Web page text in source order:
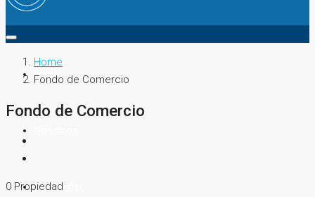
Inicio
En Alquiler
Home
Fondo de Comercio
Fondo de Comercio
0 Propiedad